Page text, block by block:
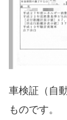
車検証（自
ものです。